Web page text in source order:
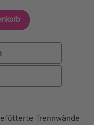
Trennwände